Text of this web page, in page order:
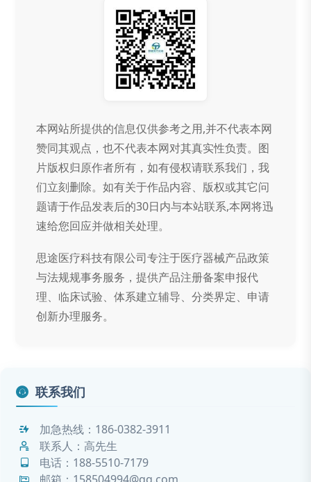
本网站所提供的信息仅供参考之用,并不代表本网
赞同其观点，也不代表本网对其真实性负责。图
片版权归原作者所有，如有侵权请联系我们，我
们立刻删除。如有关于作品内容、版权或其它问
题请于作品发表后的30日内与本站联系,本网将迅
速给您回应并做相关处理。
思途医疗科技有限公司专注于医疗器械产品政策
与法规规事务服务，提供产品注册备案申报代
理、临床试验、体系建立辅导、分类界定、申请
创新办理服务。
联系我们
加急热线： 186-0382-3911
联系人：高先生
电话： 188-5510-7179